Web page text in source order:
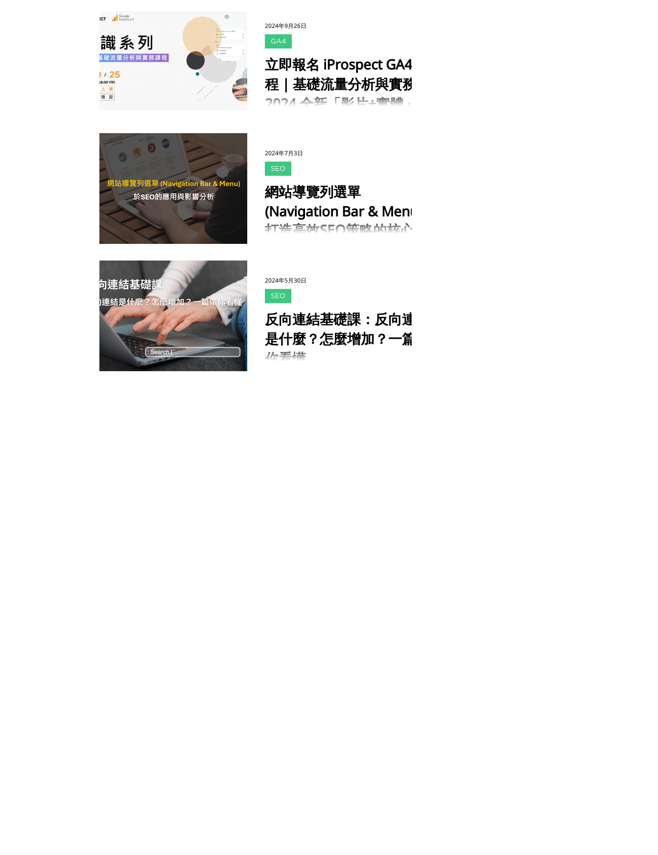
遞、整合與品質管理等多個層面 。當資料架構
與設定較為完整時，AI 系統較有條件取得足夠
且一致的訊號，進行相對穩定的判斷與優化；反
之，若資料缺漏或品質不一，則可能限制自動化
成效，影響對應的商業投資報酬率。 強化數據
力的核心在於 資料基礎的整合與運用 ，從實務
角度來看，可分為以下兩個層面： Step 1. 整合
多元資料來源 ，包括網站
供給電商產業行銷人員的 GA4 課程，透過影片
+實體的雙模式課程，獲得最實用的GA4分析技
巧與追蹤規劃方法，全面提升行銷分析專業能
力。 📍 課程特色 結合電商行銷情境： 全面了解
電商事件規劃與進階報表分析，提升數位專業能
力。 全新「影片+實體」上課模式： 課前提供
通識課程影片，自行掌控學習進度與上課時間；
進階課程(包含事件追蹤與報表分析) 以實作演練
析實務 | 電商專屬「使用者追蹤與購物情境分
析」 課程時間： 2024 年 11 月 29 日 (五)
13:30-18:00 課程地點 ：南山廣場 台北市信義
區松仁路100號 限額報名 ：
https://www.accupass.com/go/ga4ec 適合對
象： 【行銷規劃決策者】需要更多消費者行為
數據洞察，評估行銷策略 【數位廣
立即報名 iProspect GA4 課
程 | 基礎流量分析與實務 |
2024 全新「影片+實體」
於專注績效優化和成效分析的公司來說，GA4
可以利用一套有規則且通用的方式，來幫助品牌
更好的找到流量與收益成長的機會。 iProspect
建立「影片+實體」的雙模式課程，深入淺出地
帶您探索 GA4，從基礎核心概念到實務報表分
析，立即學習精準追蹤用戶行為，打造數據驅動
的行銷策略。 學習這堂課，率先獲得： ■ 了解
GA4 核心功能，同步最新的官方資訊 ■ 進行系
決策力：GA4 基礎流量分析與實務 課程時間：
2024 年 10 月 25 日 (五) 13:30-18:00 課程地
點： 臺北南山廣場 台北市信義區松仁路100號
立 即報名：
https://www.accupass.com/go/ga4basic 特
別說明： 本堂課程以 媒體投廣成效、表單成效
等情境為主，
GA4
2024年9月26日
網站導覽列選單
(Navigation Bar & Menu):
打造高效SEO策略的核心
關鍵字經營影響SEO的元素都有明顯的正面效
益，作為SEO優化中相當有用，卻常被忽略的網
站元素。本篇文章將說明網站導覽對於SEO的影
響，如何優化網站導覽，並從SEO層面探討前端
與後端所渲染導覽之間的差異。 導覽列選單
(Navigation Bar，Navigation Menu)是什麼？
導覽列與導覽選單是使用者以及搜尋引擎瀏覽網
站內容時的導覽地圖，通常位於網站的頂部或側
SEO
2024年7月3日
反向連結基礎課：反向連結
是什麼？怎麼增加？一篇帶
你看懂
SEO
2024年5月30日